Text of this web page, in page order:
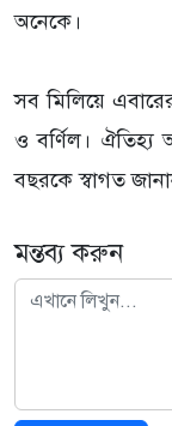
অনেকে।
সব মিলিয়ে
ও বর্ণিল।
বছরকে স্বাগত
মন্তব্য করুন